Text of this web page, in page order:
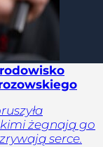
żegnają go
serce.